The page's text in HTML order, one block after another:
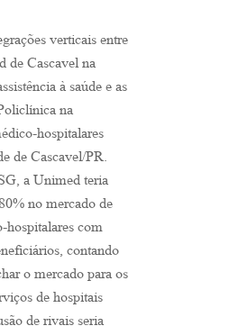
verticais entre
de Cascavel na
à saúde e as
na
hospitalares
de Cascavel/PR.
a Unimed teria
no mercado de
hospitalares com
contando
o mercado para os
de hospitais
de rivais seria